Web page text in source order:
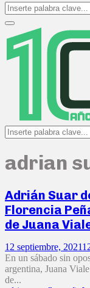
Search
for:
Primary
Menu
Search
for:
adrian
Adrián Suar
Florencia
de Juana
12 septiembre, 2021
En un sábado sin
argentina, Juana
de...